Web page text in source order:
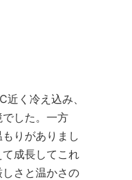
く冷え込み、
した。一方
りがありまし
成長してこれ
さと温かさの